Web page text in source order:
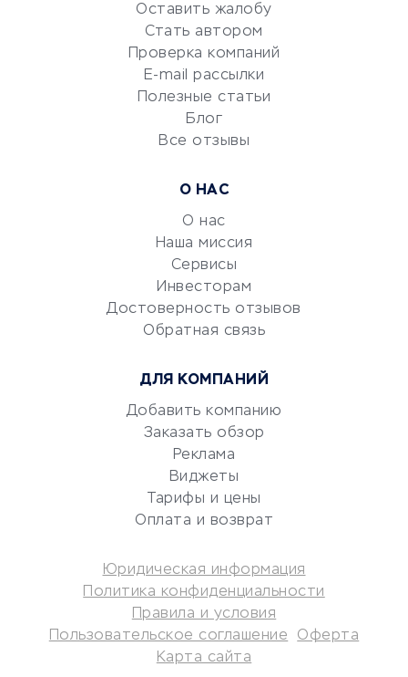
Красота и здоровье
Сервисы по поиску работы
Сетевой маркетинг
УСЛУГИ ДЛЯ БИЗНЕСА
документооборот
Юридические компании
Аудиторские компании
Бухгалтерия онлайн
Потребительские кредиты
Кредитные карты
Дебетовые карты
Микрофинансовые
Оставить жалобу
Стать автором
Проверка компаний
E-mail рассылки
Полезные статьи
Блог
Все отзывы
О НАС
О нас
Наша миссия
Сервисы
Инвесторам
Достоверность отзывов
Обратная связь
ДЛЯ КОМПАНИЙ
Добавить компанию
Заказать обзор
Реклама
Виджеты
Тарифы и цены
Оплата и возврат
Юридическая информация
Политика конфиденциальности
Правила и условия
Пользовательское соглашение
Оферта
Карта сайта